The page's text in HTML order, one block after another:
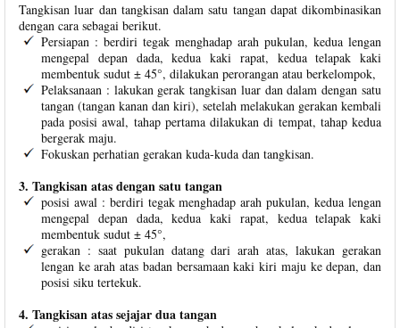
Tangkisan luar dan tangkisan dalam satu tangan dapat dikombinasikan
dengan cara sebagai berikut.
Persiapan : berdiri tegak menghadap arah pukulan, kedua lengan
mengepal depan dada, kedua kaki rapat, kedua telapak kaki
membentuk sudut ± 45°, dilakukan perorangan atau berkelompok,
Pelaksanaan : lakukan gerak tangkisan luar dan dalam dengan satu
tangan (tangan kanan dan kiri), setelah melakukan gerakan kembali
pada posisi awal, tahap pertama dilakukan di tempat, tahap kedua
bergerak maju.
Fokuskan perhatian gerakan kuda-kuda dan tangkisan.
3. Tangkisan atas dengan satu tangan
posisi awal : berdiri tegak menghadap arah pukulan, kedua lengan
mengepal depan dada, kedua kaki rapat, kedua telapak kaki
membentuk sudut ± 45°,
gerakan : saat pukulan datang dari arah atas, lakukan gerakan
lengan ke arah atas badan bersamaan kaki kiri maju ke depan, dan
posisi siku tertekuk.
4. Tangkisan atas sejajar dua tangan